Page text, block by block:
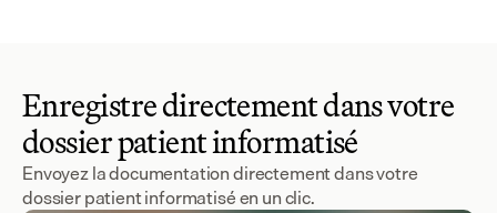
Enregistre directement dans votre
dossier patient informatisé
Envoyez la documentation directement dans votre
dossier patient informatisé en un clic.